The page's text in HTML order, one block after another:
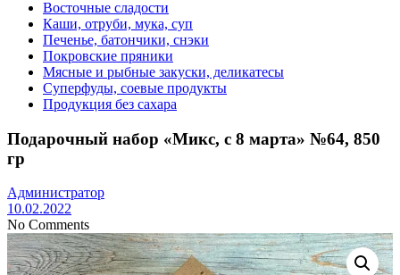
Восточные сладости
Каши, отруби, мука, суп
Печенье, батончики, снэки
Покровские пряники
Мясные и рыбные закуски, деликатесы
Суперфуды, соевые продукты
Продукция без сахара
Подарочный набор «Микс, с 8 марта» №64, 850
гр
Администратор
10.02.2022
No Comments